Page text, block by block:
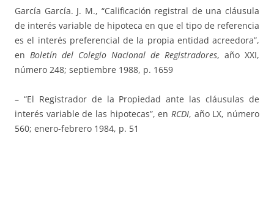
García García. J. M., “Calificación registral de una cláusula
de interés variable de hipoteca en que el tipo de referencia
es el interés preferencial de la propia entidad acreedora”,
en Boletín del Colegio Nacional de Registradores, año XXI,
número 248; septiembre 1988, p. 1659
– “El Registrador de la Propiedad ante las cláusulas de
interés variable de las hipotecas”, en RCDI, año LX, número
560; enero-febrero 1984, p. 51